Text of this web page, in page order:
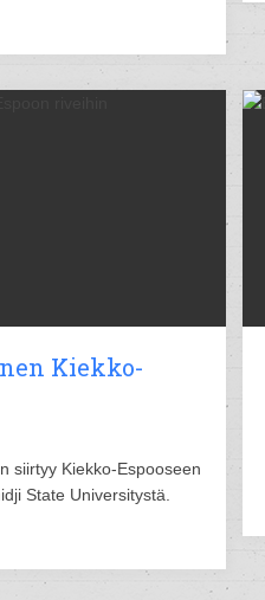
Kiekko-
siirtyy Kiekko-Espooseen
State Universitystä.